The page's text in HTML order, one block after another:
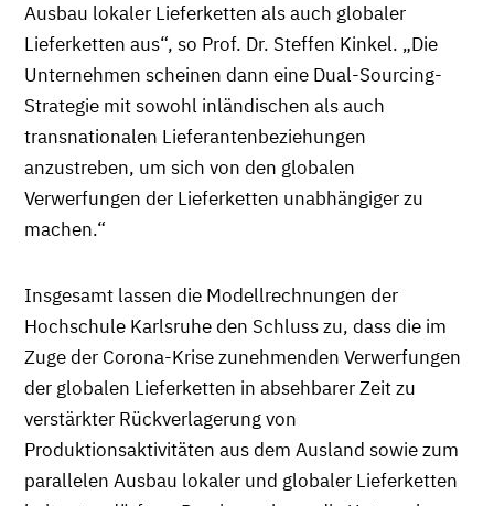
Ausbau lokaler Lieferketten als auch globaler
Lieferketten aus“, so Prof. Dr. Steffen Kinkel. „Die
Unternehmen scheinen dann eine Dual-Sourcing-
Strategie mit sowohl inländischen als auch
transnationalen Lieferantenbeziehungen
anzustreben, um sich von den globalen
Verwerfungen der Lieferketten unabhängiger zu
machen.“
Insgesamt lassen die Modellrechnungen der
Hochschule Karlsruhe den Schluss zu, dass die im
Zuge der Corona-Krise zunehmenden Verwerfungen
der globalen Lieferketten in absehbarer Zeit zu
verstärkter Rückverlagerung von
Produktionsaktivitäten aus dem Ausland sowie zum
parallelen Ausbau lokaler und globaler Lieferketten